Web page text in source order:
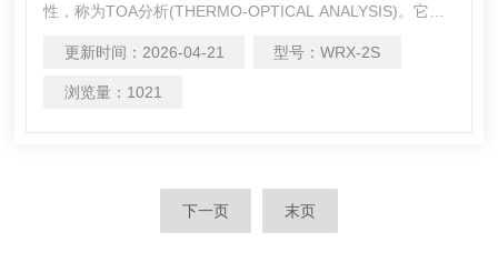
性，称为TOA分析(THERMO-OPTICAL ANALYSIS)。它既
行生物工程热力学研究。在合成纤维、医药、化工、生物
学、矿物学、*罪学等领域均有广泛用途。
更新时间： 2026-04-21 型号：WRX-2S
浏览量： 1021
下一页 末页